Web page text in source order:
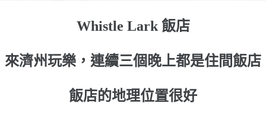
Whistle Lark 飯店
來濟州玩樂，連續三個晚上都是住間飯店
飯店的地理位置很好